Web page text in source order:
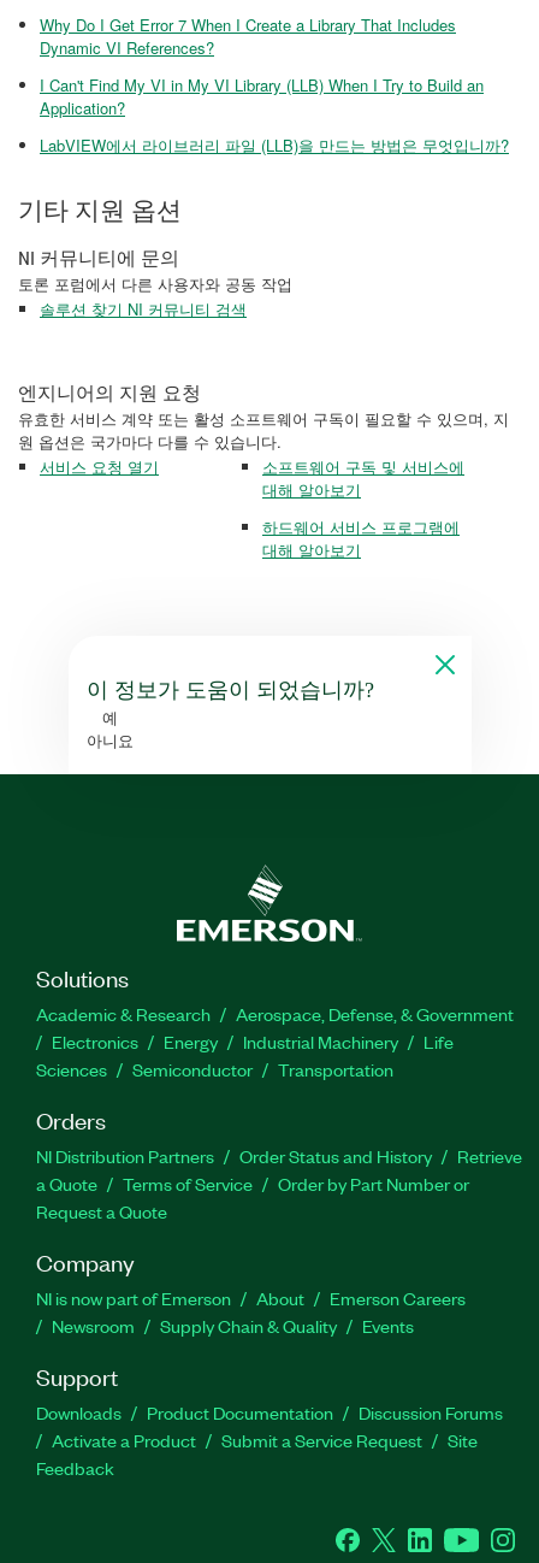
Why Do I Get Error 7 When I Create a Library That Includes
Dynamic VI References?
I Can't Find My VI in My VI Library (LLB) When I Try to Build an
Application?
LabVIEW에서 라이브러리 파일 (LLB)을 만드는 방법은 무엇입니까?
기타 지원 옵션
NI 커뮤니티에 문의
토론 포럼에서 다른 사용자와 공동 작업
솔루션 찾기 NI 커뮤니티 검색
엔지니어의 지원 요청
유효한 서비스 계약 또는 활성 소프트웨어 구독이 필요할 수 있으며, 지
원 옵션은 국가마다 다를 수 있습니다.
서비스 요청 열기
소프트웨어 구독 및 서비스에
대해 알아보기
하드웨어 서비스 프로그램에
대해 알아보기
이 정보가 도움이 되었습니까?
예
아니요
Solutions
Academic & Research
Aerospace, Defense, & Government
Electronics
Energy Industrial Machinery
Life
Sciences
Semiconductor Transportation
Orders
NI Distribution Partners Order Status and History
Retrieve
a Quote
Terms of Service
Order by Part Number or
Request a Quote
Company
NI is now part of Emerson About
Emerson Careers
Newsroom
Supply Chain & Quality Events
Support
Downloads Product Documentation
Discussion Forums
Activate a Product
Submit a Service Request
Site
Feedback
Facebook
Twitter LinkedInYouTube